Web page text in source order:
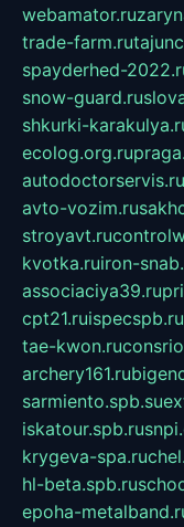
webamator.ru
trade-farm.ru
spayderhed-
snow-guard.ru
shkurki-
ecolog.org.ru
autodoctorservis.ru
avto-vozim.ru
stroyavt.ru
kvotka.ruiron-
associaciya39.ru
cpt21.ruispecspb.ru
tae-kwon.ru
archery161.ru
sarmiento.spb.su
iskatour.spb.ru
krygeva-spa.ru
hl-beta.spb.ru
epoha-